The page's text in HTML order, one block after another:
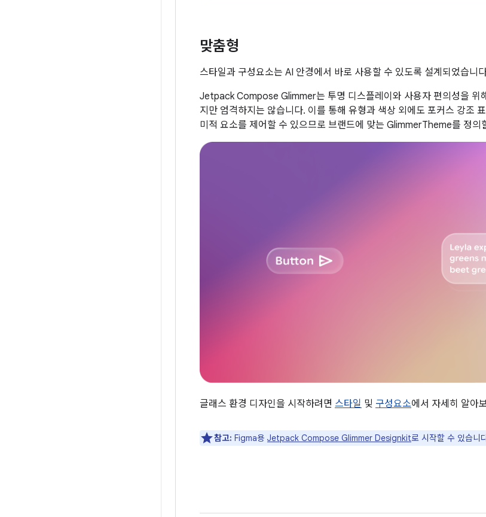
맞춤형
스타일과 구성요소는 AI 안경에서 바로 사용할 수 있도록 설계되었습니
Jetpack Compose Glimmer는 투명 디스플레이와 사용자 편의성을 위
지만 엄격하지는 않습니다. 이를 통해 유형과 색상 외에도 포커스 강조
미적 요소를 제어할 수 있으므로 브랜드에 맞는 GlimmerTheme를 정의
글래스 환경 디자인을 시작하려면 스타일 및 구성요소에서 자세히 알아
참고: Figma용 Jetpack Compose Glimmer Designkit로 시작할 수 있습니